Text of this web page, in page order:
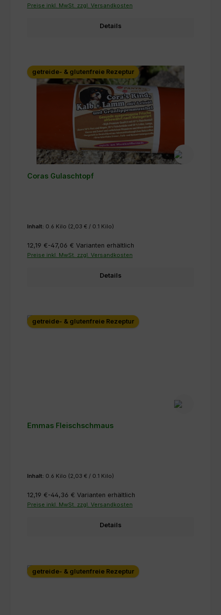
Preise inkl. MwSt. zzgl. Versandkosten
Details
getreide- & glutenfreie Rezeptur
Coras Gulaschtopf
Inhalt: 0.6 Kilo (2,03 € / 0.1 Kilo)
12,19 €-47,06 € Varianten erhältlich
Preise inkl. MwSt. zzgl. Versandkosten
Details
getreide- & glutenfreie Rezeptur
Emmas Fleischschmaus
Inhalt: 0.6 Kilo (2,03 € / 0.1 Kilo)
12,19 €-44,36 € Varianten erhältlich
Preise inkl. MwSt. zzgl. Versandkosten
Details
getreide- & glutenfreie Rezeptur